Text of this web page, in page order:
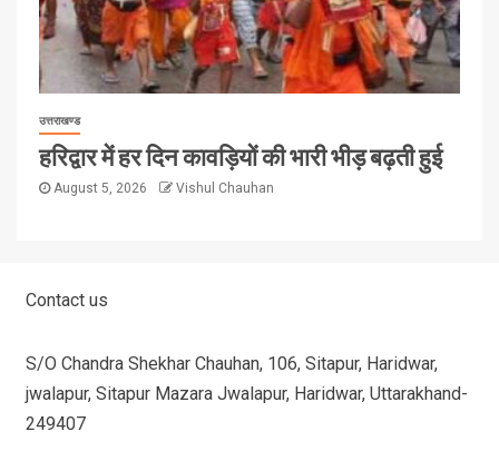
उत्तराखण्ड
हरिद्वार में हर दिन कावड़ियों की भारी भीड़ बढ़ती हुई
August 5, 2026 Vishul Chauhan
Contact us
S/O Chandra Shekhar Chauhan, 106, Sitapur, Haridwar,
jwalapur, Sitapur Mazara Jwalapur, Haridwar, Uttarakhand-
249407